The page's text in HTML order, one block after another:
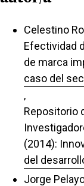
Celestino
Efectividad
de marca
caso del
,
Repositorio
(2014):
del
Jorge